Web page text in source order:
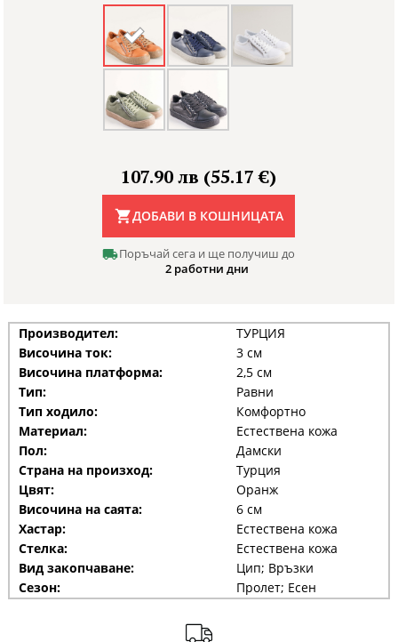
107.90 лв (55.17 €)
ДОБАВИ В КОШНИЦАТА
Поръчай сега и ще получиш до
2 работни дни
Производител:
ТУРЦИЯ
Височина ток:
3 см
Височина платформа:
2,5 см
Тип:
Равни
Тип ходило:
Комфортно
Материал:
Естествена кожа
Пол:
Дамски
Страна на произход:
Турция
Цвят:
Оранж
Височина на саята:
6 см
Хастар:
Естествена кожа
Стелка:
Естествена кожа
Вид закопчаване:
Цип; Връзки
Сезон:
Пролет; Есен